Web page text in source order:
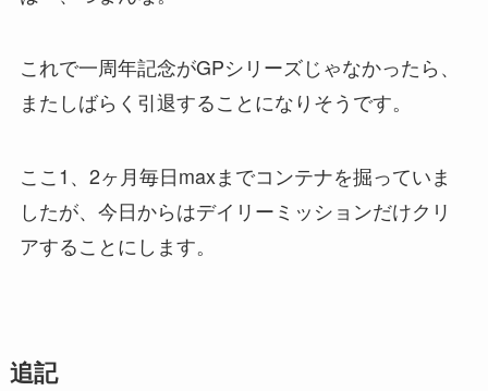
これで一周年記念がGPシリーズじゃなかったら、
またしばらく引退することになりそうです。
ここ1、2ヶ月毎日maxまでコンテナを掘っていま
したが、今日からはデイリーミッションだけクリ
アすることにします。
追記